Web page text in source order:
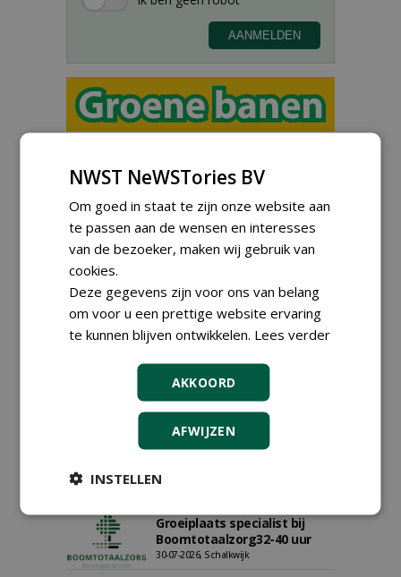
groep Groen Xtra
Export Manager bij PERFECT -
Van Wamel (fulltime)
12-06-2026, Dreumel
Proefveldmedewerker/
Chauffeur
landbouwmachines bij DSV
zaden Nederland B.V.
Kasmedewerker (fulltime) bij
DSV zaden Nederland B.V.
06-08-2026, Ven-Zelderheide
Allround
magazijnmedewerker
Nederland B.V.
Groeiplaats specialist bij
Boomtotaalzorg32-40 uur
30-07-2026, Schalkwijk
NWST NeWSTories BV
Om goed in staat te zijn onze website aan
te passen aan de wensen en interesses
van de bezoeker, maken wij gebruik van
cookies.
Deze gegevens zijn voor ons van belang
om voor u een prettige website ervaring
te kunnen blijven ontwikkelen. Lees verder
AKKOORD
AFWIJZEN
INSTELLEN